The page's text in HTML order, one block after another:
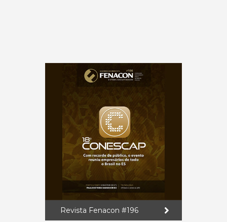
Revista Fenacon #196